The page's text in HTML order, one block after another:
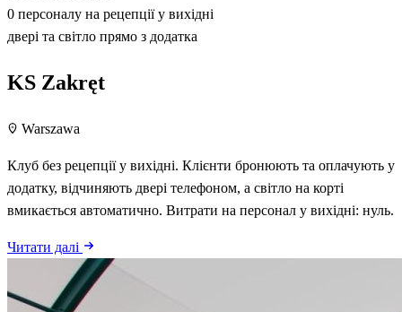
0 персоналу на рецепції у вихідні
двері та світло прямо з додатка
KS Zakręt
Warszawa
Клуб без рецепції у вихідні. Клієнти бронюють та оплачують у
додатку, відчиняють двері телефоном, а світло на корті
вмикається автоматично. Витрати на персонал у вихідні: нуль.
Читати далі